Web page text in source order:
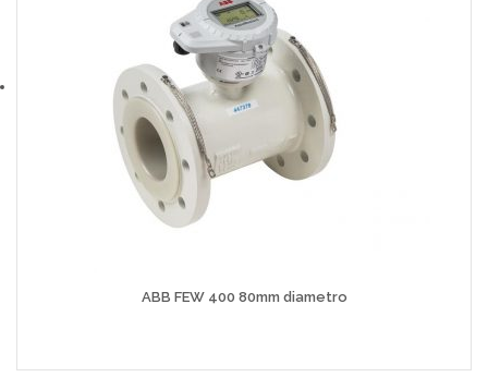
ABB FEW 400 80mm diametro